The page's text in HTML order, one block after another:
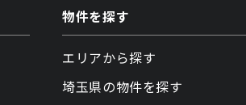
物件を探す
エリアから探す
埼玉県の物件を探す